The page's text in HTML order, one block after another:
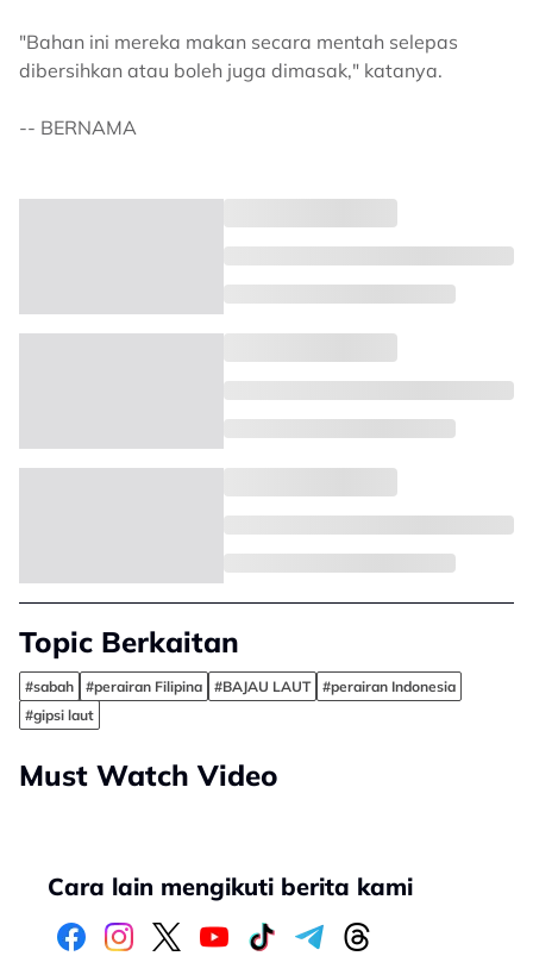
"Bahan ini mereka makan secara mentah selepas
dibersihkan atau boleh juga dimasak," katanya.
-- BERNAMA
Topic Berkaitan
#sabah #perairan Filipina #BAJAU LAUT
#perairan Indonesia
#gipsi laut
Must Watch Video
Cara lain mengikuti berita kami